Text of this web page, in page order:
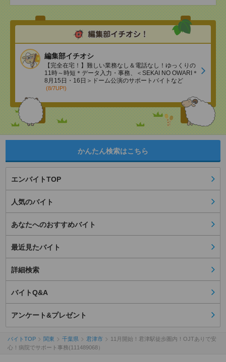
編集部イチオシ
【完全在宅！】難しい業務なし＆電話なし！ゆっくりの
11時～時短＊データ入力・事務、＜SEKAI NO OWARI＊
8月15日・16日＞ドーム公演のサポートバイトなど
(8/7UP!)
かんたん検索はこちら
エンバイトTOP
人気のバイト
あなたへのおすすめバイト
最近見たバイト
詳細検索
バイトQ&A
アンケート&プレゼント
バイトTOP 関東 千葉県 君津市
11月開始！君津駅徒歩圏内！OJTありで安
心！病院でサポート事務(111489068）